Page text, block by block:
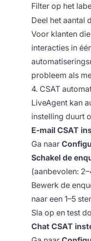
Filter op het
Deel het aantal
Voor klanten
interacties in
probleem als
4. CSAT
LiveAgent kan
instelling duurt
E-mail CSAT
Ga naar
Schakel de
(aanbevolen:
Bewerk de
naar een 1–5
Sla op en test
Chat CSAT